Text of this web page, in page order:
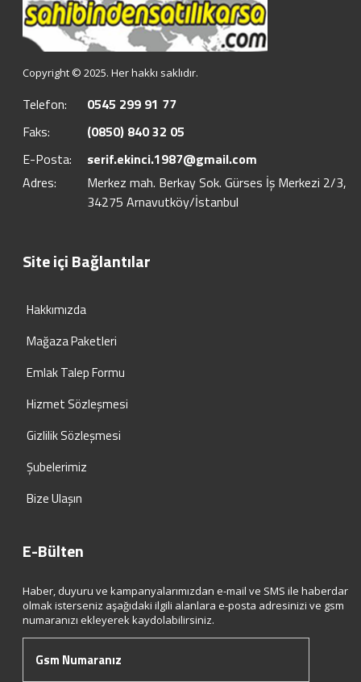
Copyright © 2025. Her hakkı saklıdır.
Telefon:
0545 299 91 77
Faks:
(0850) 840 32 05
E-Posta:
serif.ekinci.1987@gmail.com
Adres:
Merkez mah. Berkay Sok. Gürses İş Merkezi 2/3,
34275 Arnavutköy/İstanbul
Site içi Bağlantılar
Hakkımızda
Mağaza Paketleri
Emlak Talep Formu
Hizmet Sözleşmesi
Gizlilik Sözleşmesi
Şubelerimiz
Bize Ulaşın
E-Bülten
Haber, duyuru ve kampanyalarımızdan e-mail ve SMS ile haberdar
olmak isterseniz aşağıdaki ilgili alanlara e-posta adresinizi ve gsm
numaranızı ekleyerek kaydolabilirsiniz.